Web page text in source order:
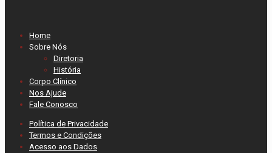
Home
Sobre Nós
Diretoria
História
Corpo Clínico
Nos Ajude
Fale Conosco
Política de Privacidade
Termos e Condições
Acesso aos Dados